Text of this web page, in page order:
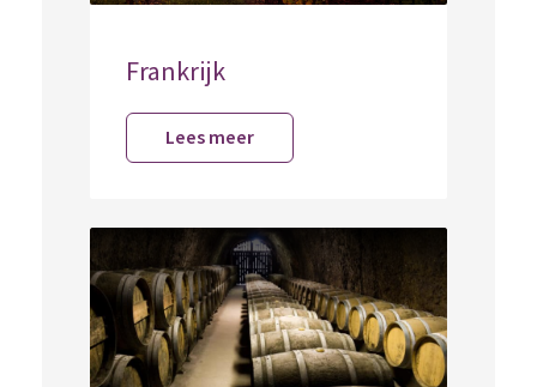
Frankrijk
Lees meer